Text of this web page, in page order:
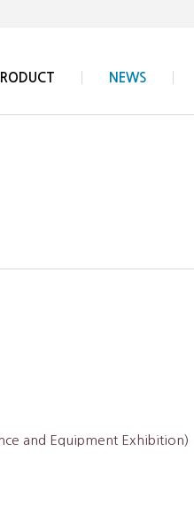
NEWS
and Equipment Exhibition)